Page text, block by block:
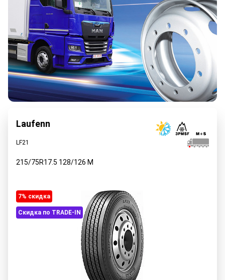
Laufenn
LF21
215/75R17.5 128/126 M
7% cкидка
Скидка по TRADE-IN